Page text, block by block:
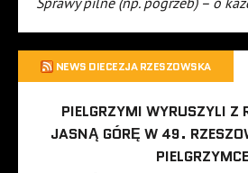
NEWS DIECEZJA RZESZOWSKA
PIELGRZYMI WYRUSZYLI Z
JASNĄ GÓRĘ W 49.
PIELGRZYMCE